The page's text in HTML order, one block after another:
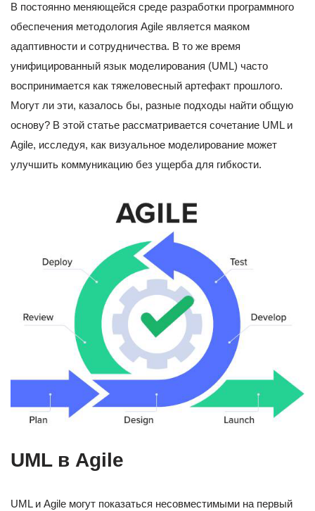
В постоянно меняющейся среде разработки программного
обеспечения методология Agile является маяком
адаптивности и сотрудничества. В то же время
унифицированный язык моделирования (UML) часто
воспринимается как тяжеловесный артефакт прошлого.
Могут ли эти, казалось бы, разные подходы найти общую
основу? В этой статье рассматривается сочетание UML и
Agile, исследуя, как визуальное моделирование может
улучшить коммуникацию без ущерба для гибкости.
UML в Agile
UML и Agile могут показаться несовместимыми на первый